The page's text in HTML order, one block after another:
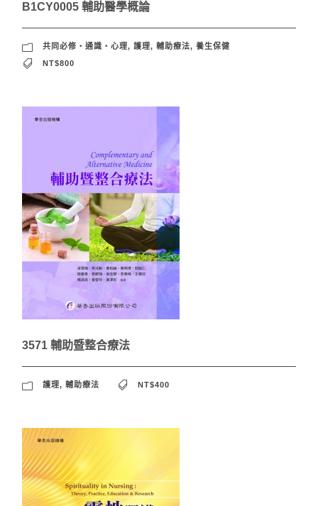
B1CY0005 輔助醫學概論
共同必修‧通識‧心理, 護理, 輔助療法, 養生保健
NT$800
3571 輔助暨整合療法
護理, 輔助療法 NT$400